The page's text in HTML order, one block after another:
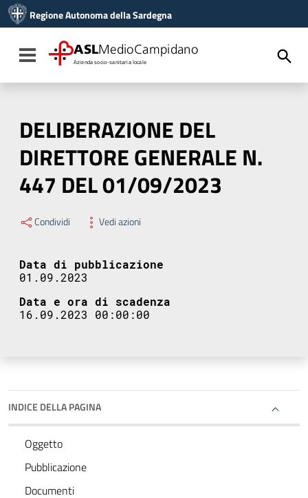
Vai al menu di navigazione
Vai al footer
Regione Autonoma della Sardegna
Toggle navigation
ASLMedioCampidano
Azienda socio-sanitaria locale
DELIBERAZIONE DEL
DIRETTORE GENERALE N.
447 DEL 01/09/2023
Condividi Vedi azioni
Data di pubblicazione
01.09.2023
Data e ora di scadenza
16.09.2023 00:00:00
INDICE DELLA PAGINA
Oggetto
Pubblicazione
Documenti